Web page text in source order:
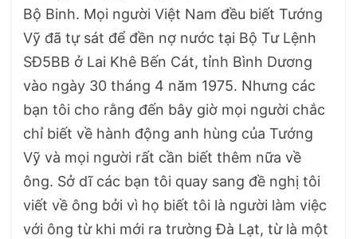
Bộ Binh. Mọi người Việt Nam đều biết Tướng
Vỹ đã tự sát để đền nợ nước tại Bộ Tư Lệnh
SĐ5BB ở Lai Khê Bến Cát, tỉnh Bình Dương
vào ngày 30 tháng 4 năm 1975. Nhưng các
bạn tôi cho rằng đến bây giờ mọi người chắc
chỉ biết về hành động anh hùng của Tướng
Vỹ và mọi người rất cần biết thêm nữa về
ông. Sở dĩ các bạn tôi quay sang đề nghị tôi
viết về ông bởi vì họ biết tôi là người làm việc
với ông từ khi mới ra trường Đà Lạt, từ là một